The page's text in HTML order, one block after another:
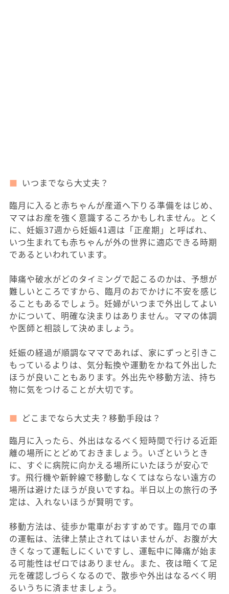
いつまでなら大丈夫？
臨月に入ると赤ちゃんが産道へ下りる準備をはじめ、
ママはお産を強く意識するころかもしれません。とく
に、妊娠37週から妊娠41週は「正産期」と呼ばれ、
いつ生まれても赤ちゃんが外の世界に適応できる時期
であるといわれています。
陣痛や破水がどのタイミングで起こるのかは、予想が
難しいところですから、臨月のおでかけに不安を感じ
ることもあるでしょう。妊婦がいつまで外出してよい
かについて、明確な決まりはありません。ママの体調
や医師と相談して決めましょう。
妊娠の経過が順調なママであれば、家にずっと引きこ
もっているよりは、気分転換や運動をかねて外出した
ほうが良いこともあります。外出先や移動方法、持ち
物に気をつけることが大切です。
どこまでなら大丈夫？移動手段は？
臨月に入ったら、外出はなるべく短時間で行ける近距
離の場所にとどめておきましょう。いざというとき
に、すぐに病院に向かえる場所にいたほうが安心で
す。飛行機や新幹線で移動しなくてはならない遠方の
場所は避けたほうが良いですね。半日以上の旅行の予
定は、入れないほうが賢明です。
移動方法は、徒歩か電車がおすすめです。臨月での車
の運転は、法律上禁止されてはいませんが、お腹が大
きくなって運転しにくいですし、運転中に陣痛が始ま
る可能性はゼロではありません。また、夜は暗くて足
元を確認しづらくなるので、散歩や外出はなるべく明
るいうちに済ませましょう。